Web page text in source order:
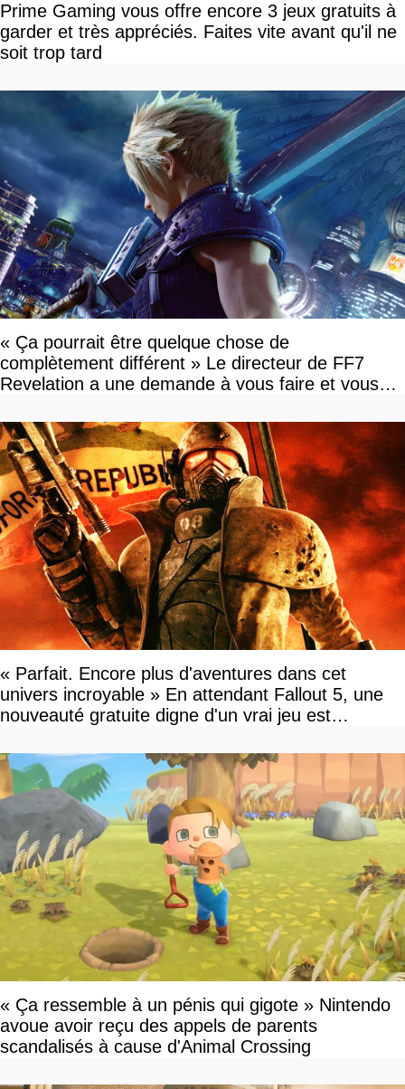
Prime Gaming vous offre encore 3 jeux gratuits à
garder et très appréciés. Faites vite avant qu'il ne
soit trop tard
« Ça pourrait être quelque chose de
complètement différent » Le directeur de FF7
Revelation a une demande à vous faire et vous
« Parfait. Encore plus d'aventures dans cet
univers incroyable » En attendant Fallout 5, une
nouveauté gratuite digne d'un vrai jeu est
« Ça ressemble à un pénis qui gigote » Nintendo
avoue avoir reçu des appels de parents
scandalisés à cause d'Animal Crossing